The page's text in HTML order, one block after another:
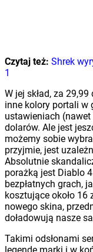
Czytaj też: Shrek
1
W jej skład, za
inne kolory portali w
ustawieniach
dolarów. Ale jest
możemy sobie
przyjmie, jest
Absolutnie
porażką jest Diablo
bezpłatnych grach,
kosztujące około 16
nowego skina,
doładowują nasze
Takimi odsłonami
legendę marki i w